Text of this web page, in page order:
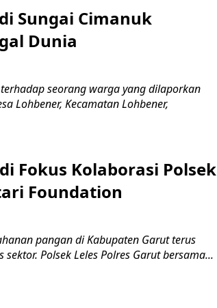
Sungai Cimanuk
Dunia
seorang warga yang dilaporkan
Lohbener, Kecamatan Lohbener,
Fokus Kolaborasi Polsek
Foundation
pangan di Kabupaten Garut terus
Polsek Leles Polres Garut bersama...